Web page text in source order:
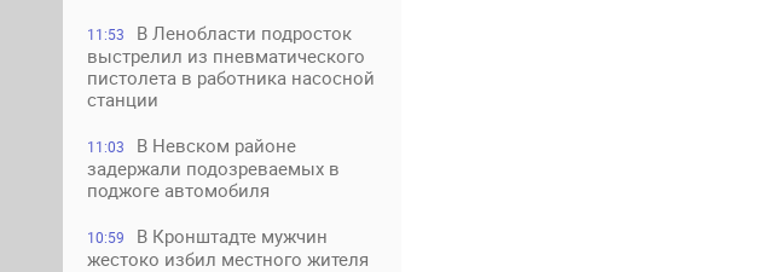
11:53
В Ленобласти подросток
выстрелил из пневматического
пистолета в работника насосной
станции
11:03
В Невском районе
задержали подозреваемых в
поджоге автомобиля
10:59
В Кронштадте мужчин
жестоко избил местного жителя